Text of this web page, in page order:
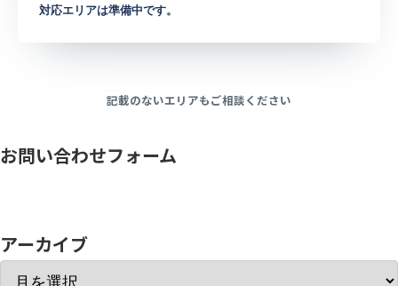
対応エリアは準備中です。
記載のないエリアもご相談ください
お問い合わせフォーム
アーカイブ